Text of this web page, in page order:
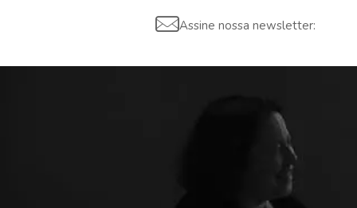
Assine nossa newsletter: